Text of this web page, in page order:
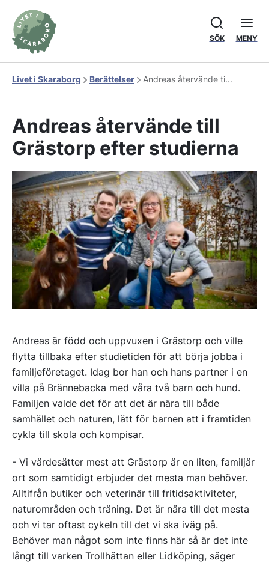
SÖK MENY
Livet i Skaraborg Berättelser Andreas återvände ti...
Andreas återvände till
Grästorp efter studierna
Andreas är född och uppvuxen i Grästorp och ville
flytta tillbaka efter studietiden för att börja jobba i
familjeföretaget. Idag bor han och hans partner i en
villa på Brännebacka med våra två barn och hund.
Familjen valde det för att det är nära till både
samhället och naturen, lätt för barnen att i framtiden
cykla till skola och kompisar.
- Vi värdesätter mest att Grästorp är en liten, familjär
ort som samtidigt erbjuder det mesta man behöver.
Alltifrån butiker och veterinär till fritidsaktiviteter,
naturområden och träning. Det är nära till det mesta
och vi tar oftast cykeln till det vi ska iväg på.
Behöver man något som inte finns här så är det inte
långt till varken Trollhättan eller Lidköping, säger